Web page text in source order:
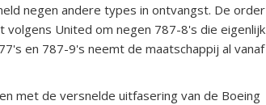
negen andere types in ontvangst. De order
United om negen 787-8's die eigenlijk
en 787-9's neemt de maatschappij al vanaf
met de versnelde uitfasering van de Boeing